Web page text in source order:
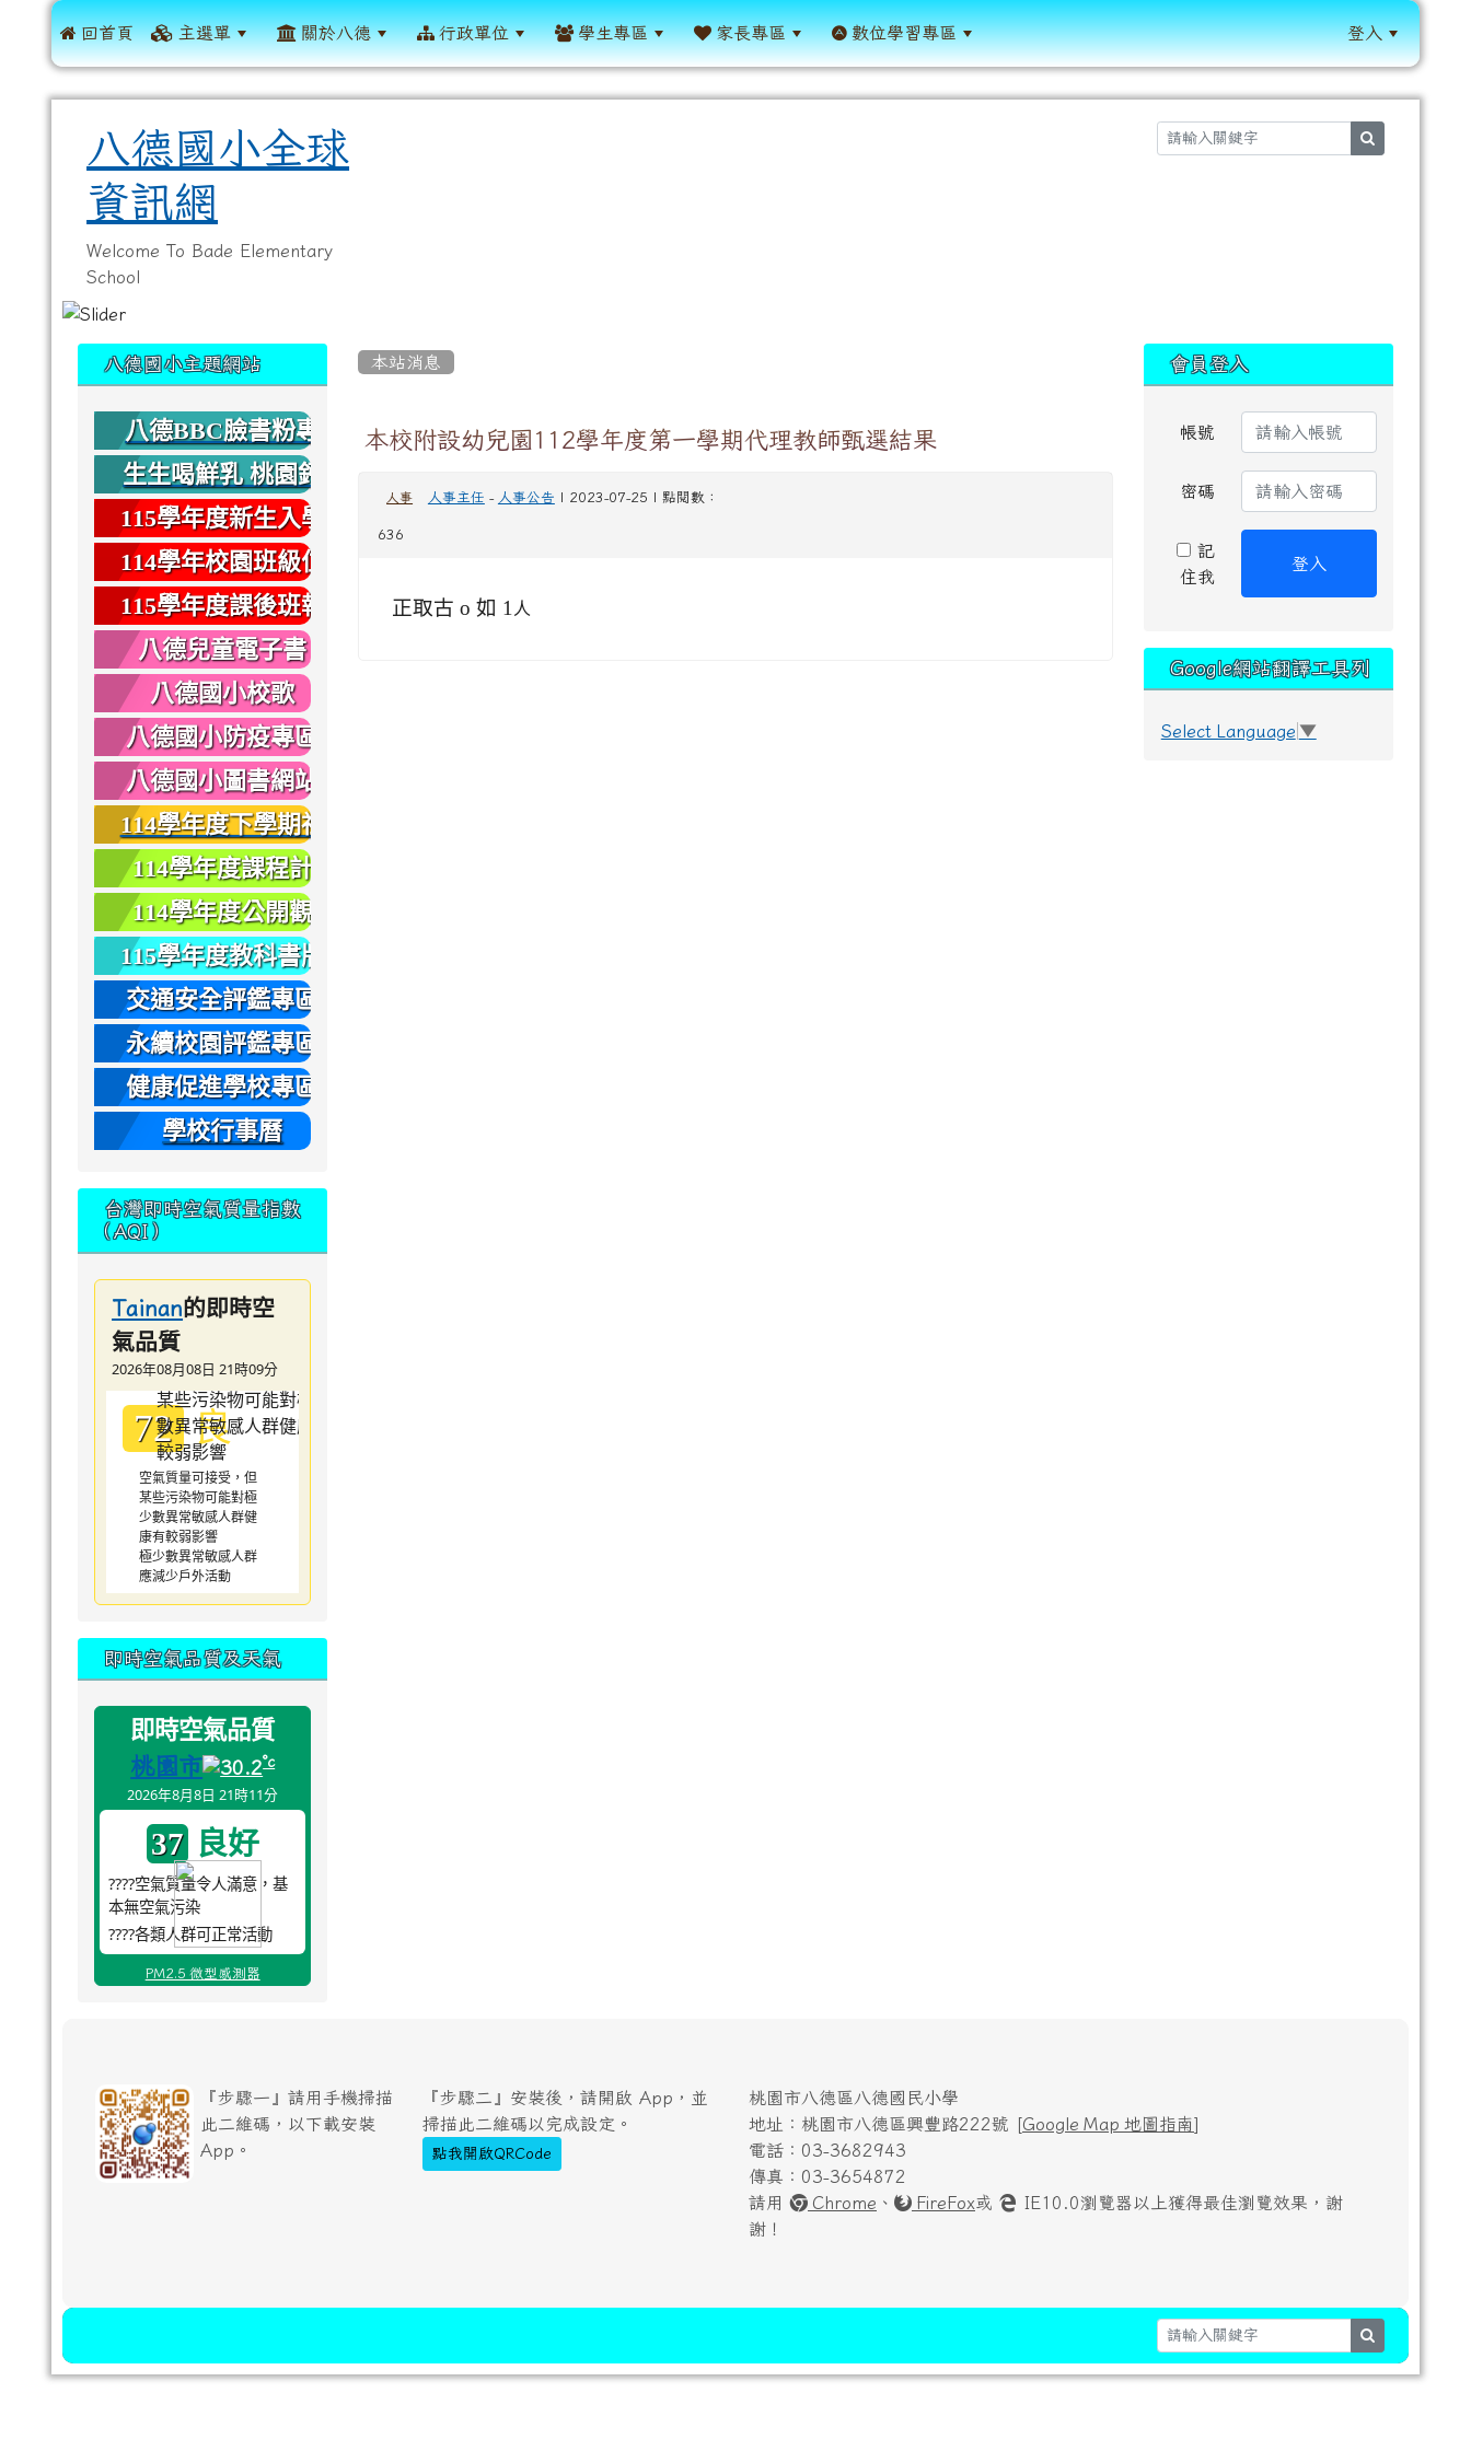
 回首頁 主選單 關於八德 行政單位 學生專區 家長專區 數位學習專區 登入
八德國小全球
資訊網
Welcome To Bade Elementary
School
本站消息
本校附設幼兒園112學年度第一學期代理教師甄選結果
人事 人事主任 - 人事公告 | 2023-07-25 | 點閱數：
636
正取古 o 如 1 人
八德國小主題網站
八德BBC臉書粉專
生生喝鮮乳 桃園鈣
健康
115學年度新生入學
專區
114學年校園班級位
置圖
115學年度課後班報
名
八德兒童電子書
八德國小校歌
八德國小防疫專區
八德國小圖書網站
114學年度下學期社
團報名
114學年度課程計
畫
114學年度公開觀
課
115學年度教科書版
本
交通安全評鑑專區
永續校園評鑑專區
健康促進學校專區
學校行事曆
台灣即時空氣質量指數
（AQI）
Tainan的即時空
氣品質
2026年08月08日 21時09分
72 良
空氣質量可接受，但
某些污染物可能對極
少數異常敏感人群健
康有較弱影響
極少數異常敏感人群
應減少戶外活動
即時空氣品質及天氣
即時空氣品質
桃園市 30.2°c
2026年8月8日 21時11分
37 良好
????空氣質量令人滿意，基
本無空氣污染
????各類人群可正常活動
PM2.5 微型感測器
會員登入
帳號
密碼
記
住我
登入
Google網站翻譯工具列
Select Language ▼
『步驟一』請用手機掃描
此二維碼，以下載安裝
App。
『步驟二』安裝後，請開啟 App，並
掃描此二維碼以完成設定。
點我開啟QRCode
桃園市八德區八德國民小學
地址：桃園市八德區興豐路222號 [Google Map 地圖指南]
電話：03-3682943
傳真：03-3654872
請用
Chrome 、 FireFox或
IE10.0瀏覽器以上獲得最佳瀏覽效果，謝
謝！